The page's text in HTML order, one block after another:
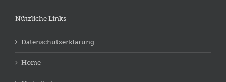
Nützliche Links
Datenschutzerklärung
Home